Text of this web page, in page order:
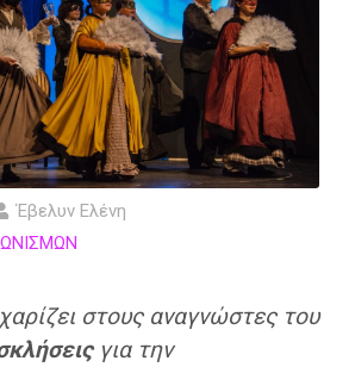
Έβελυν Ελένη
στους αναγνώστες του
για την